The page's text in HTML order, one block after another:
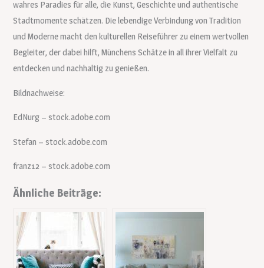
wahres Paradies für alle, die Kunst, Geschichte und authentische
Stadtmomente schätzen. Die lebendige Verbindung von Tradition
und Moderne macht den kulturellen Reiseführer zu einem wertvollen
Begleiter, der dabei hilft, Münchens Schätze in all ihrer Vielfalt zu
entdecken und nachhaltig zu genießen.
Bildnachweise:
EdNurg – stock.adobe.com
Stefan – stock.adobe.com
franz12 – stock.adobe.com
Ähnliche Beiträge: